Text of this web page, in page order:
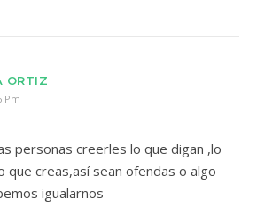
ORTIZ
Pm
personas creerles lo que digan ,lo
que creas,así sean ofendas o algo
igualarnos